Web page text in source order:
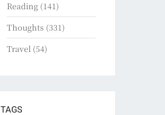
Reading(141)
Thoughts (331)
Travel(54)
TAGS